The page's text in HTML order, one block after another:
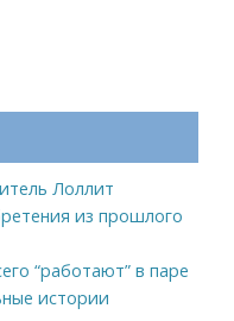
Лоллит
из прошлого
“работают” в паре
истории